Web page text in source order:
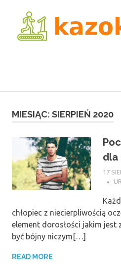
content
MIESIĄC: SIERPIEŃ 2020
dla
17
chłopiec z niecierpliwością
element dorosłości jakim
być bójny niczym[…]
READ MORE